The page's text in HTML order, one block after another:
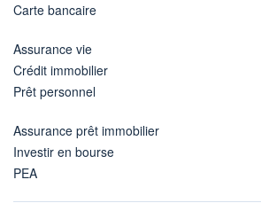
Carte bancaire
Assurance vie
Crédit immobilier
Prêt personnel
Assurance prêt immobilier
Investir en bourse
PEA